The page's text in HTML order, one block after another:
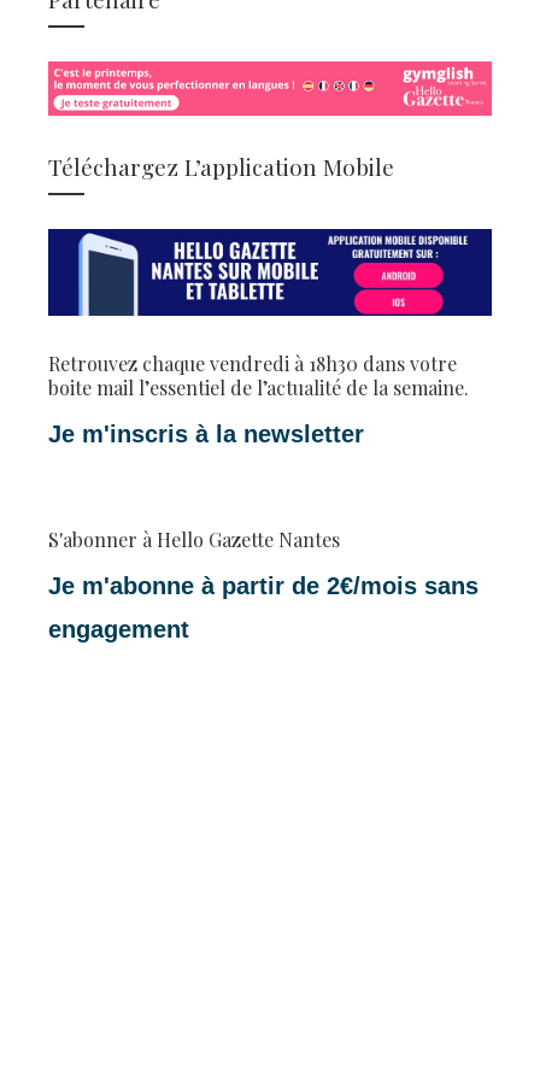
Téléchargez L’application Mobile
Retrouvez chaque vendredi à 18h30 dans votre
boite mail l’essentiel de l’actualité de la semaine.
Je m'inscris à la newsletter
S'abonner à Hello Gazette Nantes
Je m'abonne à partir de 2€/mois sans
engagement